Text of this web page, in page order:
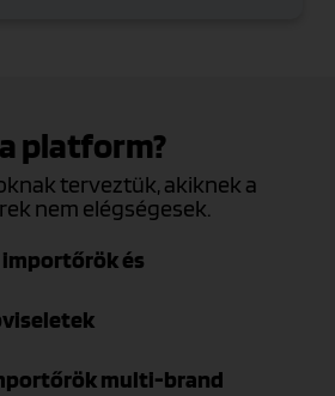
platform?
terveztük, akiknek a
nem elégségesek.
és
multi-brand